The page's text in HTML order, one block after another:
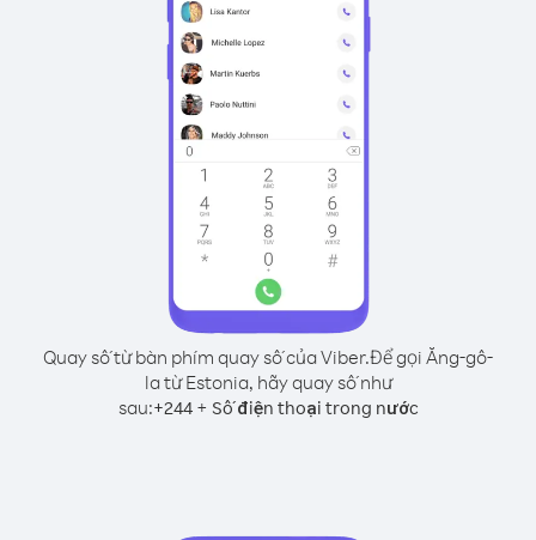
Quay số từ bàn phím quay số của Viber.Để gọi Ăng-gô-
la từ Estonia, hãy quay số như
sau:+244+ Số điện thoại trong nước